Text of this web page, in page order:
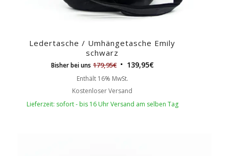
Ledertasche / Umhängetasche Emily
schwarz
Bisher bei uns 179,95€ 139,95€
Enthält 16% MwSt.
Kostenloser Versand
Lieferzeit: sofort - bis 16 Uhr Versand am selben Tag